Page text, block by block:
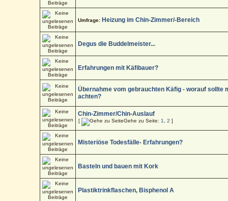
Umfrage: Heizung im Chin-Zimmer/-Bereich
Degus die Buddelmeister...
Erfahrungen mit Käfibauer?
Übernahme vom gebrauchten Käfig - worauf sollte
achten?
Chin-Zimmer/Chin-Auslauf
[ Gehe zu Seite: 1 ,2 ]
Misteriöse Todesfälle- Erfahrungen?
Basteln und bauen mit Kork
Plastiktrinkflaschen, Bisphenol A